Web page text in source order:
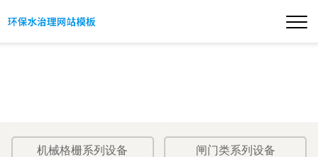
机械格栅系列设备 闸门类系列设备